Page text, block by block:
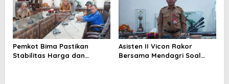
Pemkot Bima Pastikan
Stabilitas Harga dan
Asisten II Vicon Rakor
Bersama Mendagri Soal